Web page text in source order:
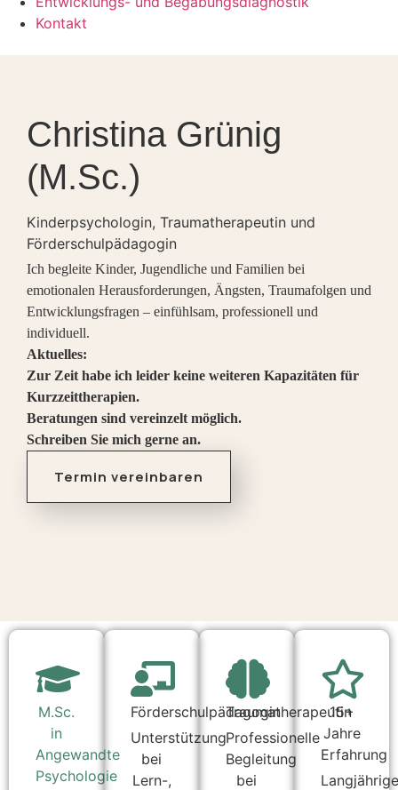
Kontakt
Christina Grünig
(M.Sc.)
Kinderpsychologin, Traumatherapeutin und
Förderschulpädagogin
Ich begleite Kinder, Jugendliche und Familien bei
emotionalen Herausforderungen, Ängsten, Traumafolgen und
Entwicklungsfragen – einfühlsam, professionell und
individuell.
Aktuelles:
Zur Zeit habe ich leider keine weiteren Kapazitäten für
Kurzzeittherapien.
Beratungen sind vereinzelt möglich.
Schreiben Sie mich gerne an.
Termin vereinbaren
M.Sc.
in
Angewandte
Psychologie
Förderschulpädagogin
Unterstützung
bei
Lern-,
Traumatherapeutin
Professionelle
Begleitung
bei
15+
Jahre
Erfahrung
Langjährige